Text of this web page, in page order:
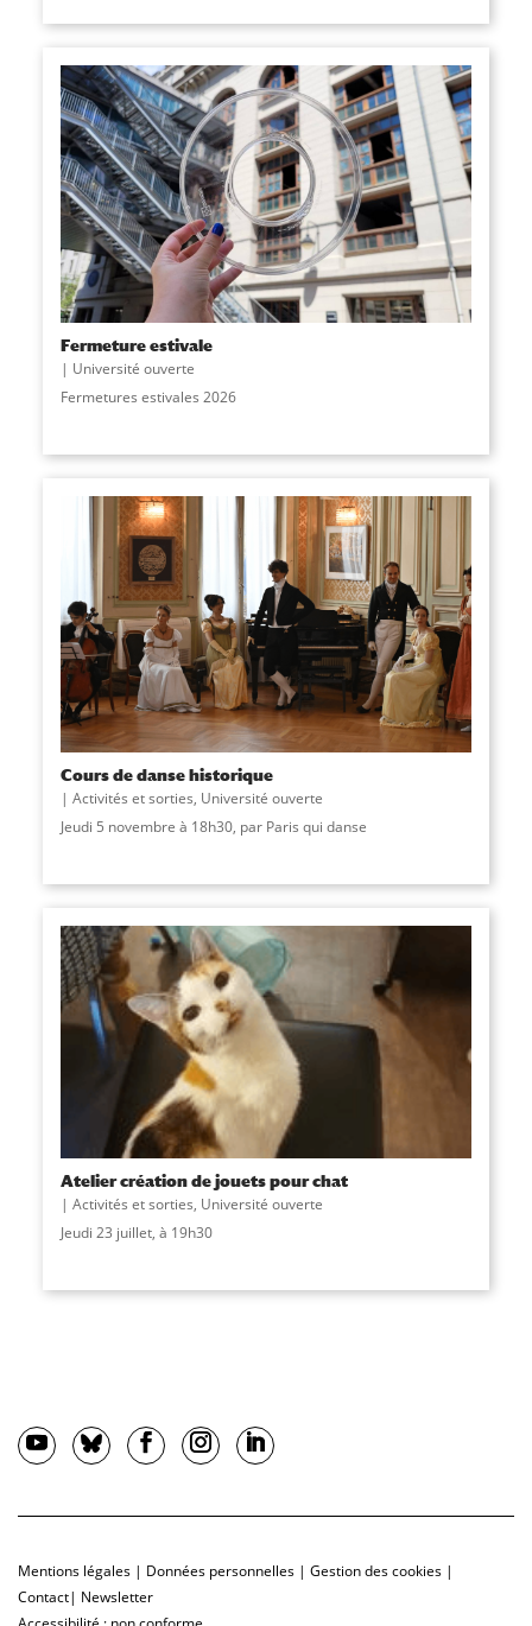
Fermeture estivale
Université ouverte
Fermetures estivales 2026
Cours de danse historique
Activités et sorties, Université ouverte
Jeudi 5 novembre à 18h30, par Paris qui danse
Atelier création de jouets pour chat
Activités et sorties, Université ouverte
Jeudi 23 juillet, à 19h30
Mentions légales | Données personnelles | Gestion des cookies |
Contact| Newsletter